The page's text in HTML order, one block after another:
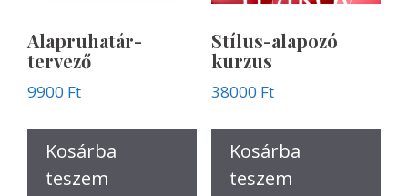
Alapruhatár-
tervező
9900 Ft
Kosárba
teszem
Stílus-alapozó
kurzus
38000 Ft
Kosárba
teszem